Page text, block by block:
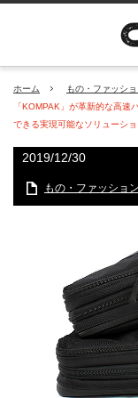
ホーム
もの・ファッショ
「KOMPAK」が革新的な高
できる実現可能なソリューシ
2019/12/30
もの・ファッション